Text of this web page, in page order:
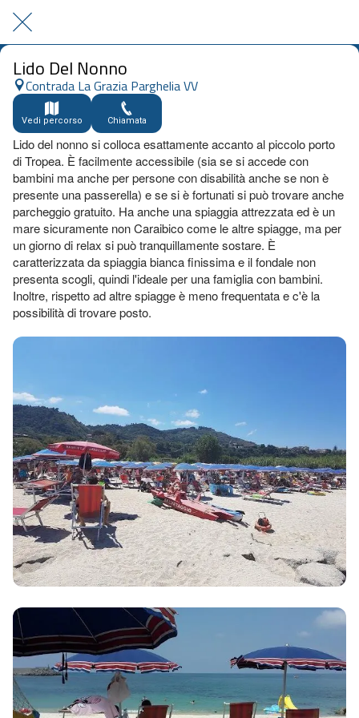
Lido Del Nonno
Contrada La Grazia Parghelia VV
Vedi percorso Chiamata
Lido del nonno si colloca esattamente accanto al piccolo porto
di Tropea. È facilmente accessibile (sia se si accede con
bambini ma anche per persone con disabilità anche se non è
presente una passerella) e se si è fortunati si può trovare anche
parcheggio gratuito. Ha anche una spiaggia attrezzata ed è un
mare sicuramente non Caraibico come le altre spiagge, ma per
un giorno di relax si può tranquillamente sostare. È
caratterizzata da spiaggia bianca finissima e il fondale non
presenta scogli, quindi l'ideale per una famiglia con bambini.
Inoltre, rispetto ad altre spiagge è meno frequentata e c'è la
possibilità di trovare posto.